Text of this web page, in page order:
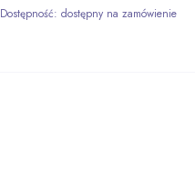
Dostępność: dostępny na zamówienie